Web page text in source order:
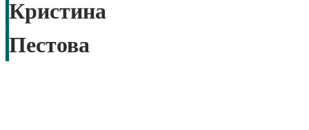
Кристина
Пестова